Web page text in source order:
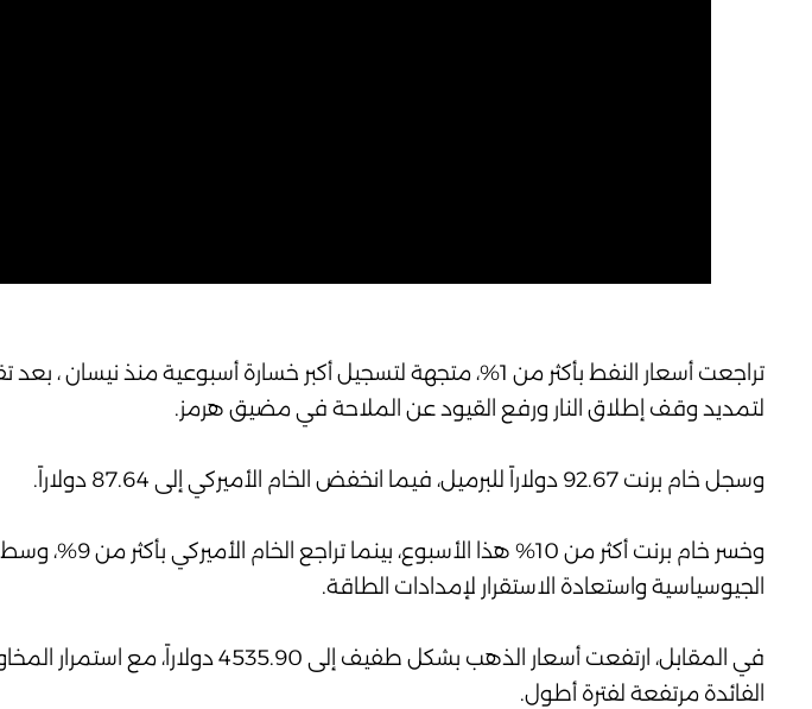
تراجعت أسعار النفط بأكثر من 1%، متجهة لتسجيل أكبر خسارة أسبوعية منذ
لتمديد وقف إطلاق النار ورفع القيود عن الملاحة في مضيق هرمز.
وسجل خام برنت 92.67 دولاراً للبرميل، فيما انخفض الخام الأميركي إلى 87.64 دولاراً.
وخسر خام برنت أكثر من
الجيوسياسية واستعادة الاستقرار لإمدادات الطاقة.
في المقابل، ارتفعت أسعار الذهب بشكل
الفائدة مرتفعة لفترة أطول.